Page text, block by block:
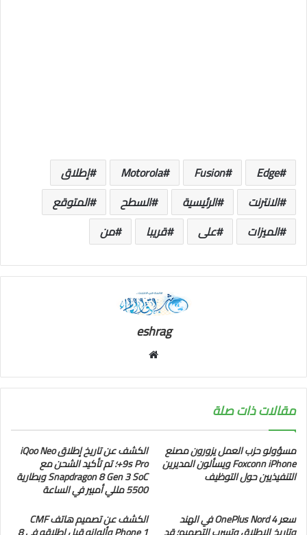
Edge
Fusion
Motorola
إطلاق
الانترنت
الرئيسية السطح
المتوقع
الميزات
على قريبا من
eshrag
مقالات ذات صلة
مسؤولو حزب العمل يزورون مصنع
Foxconn iPhone ويسألون المديرين
التنفيذيين حول التوظيف
الكشف عن تاريخ إطلاق iQoo Neo
9s Pro+؛ تم تأكيد الشحن مع
Snapdragon 8 Gen 3 SoC وبطارية
5500 مللي أمبير في الساعة
سعر OnePlus Nord 4 في الهند
الكشف عن تصميم هاتف CMF